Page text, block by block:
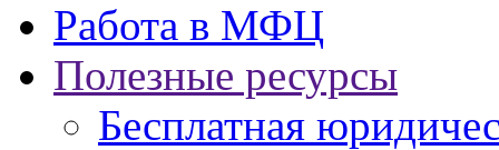
Работа в МФЦ
Полезные ресурсы
Бесплатная